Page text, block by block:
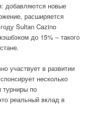
добавляются новые
расширяется
Sultan Cazino
до 15% – такого
участвует в развитии
несколько
по
реальный вклад в